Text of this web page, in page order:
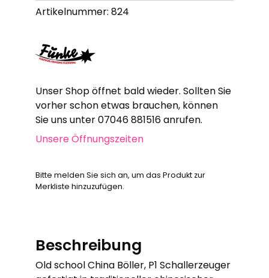
Artikelnummer: 824
Unser Shop öffnet bald wieder. Sollten Sie
vorher schon etwas brauchen, können
Sie uns unter 07046 881516 anrufen.
Unsere Öffnungszeiten
Bitte melden Sie sich an, um das Produkt zur
Merkliste hinzuzufügen.
Beschreibung
Old school China Böller, P1 Schallerzeuger